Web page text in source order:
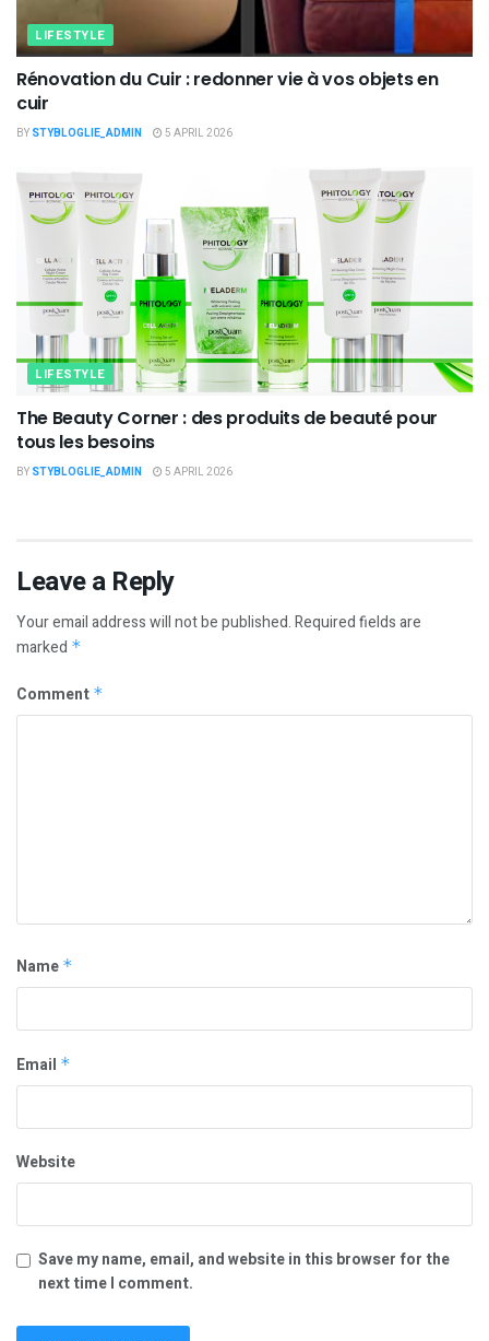
LIFESTYLE
Rénovation du Cuir : redonner vie à vos objets en
cuir
BY STYBLOGLIE_ADMIN 5 APRIL 2026
LIFESTYLE
The Beauty Corner : des produits de beauté pour
tous les besoins
BY STYBLOGLIE_ADMIN 5 APRIL 2026
Leave a Reply
Your email address will not be published.Required fields are
marked *
Comment *
Name *
Email *
Website
Save my name, email, and website in this browser for the
next time I comment.